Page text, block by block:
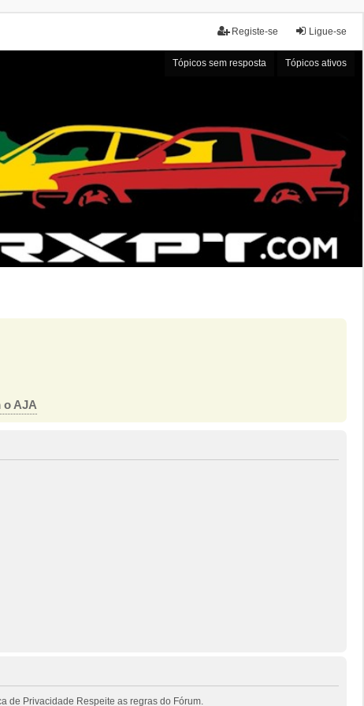
Ligue-se
Registe-se
Tópicos sem resposta Tópicos ativos
o AJA
de Privacidade Respeite as regras do Fórum.